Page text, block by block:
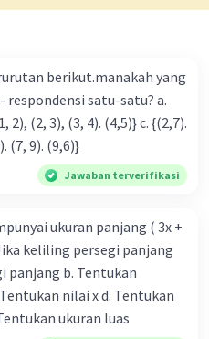
berikut.manakah yang
(5,7). (7, 9). (9,6)}
Jawaban terverifikasi
ukuran panjang ( 3x +
keliling persegi panjang
panjang b. Tentukan
nilai x d. Tentukan
ukuran luas